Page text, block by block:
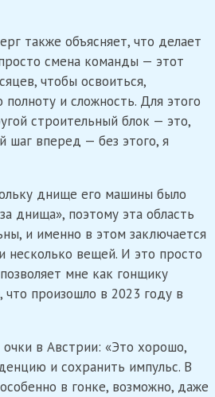
также объясняет, что делает
смена команды — этот
чтобы освоиться,
и сложность. Для этого
строительный блок — это,
шаг вперед — без этого, я
днище его машины было
днища», поэтому эта область
и именно в этом заключается
несколько вещей. И это просто
мне как гонщику
произошло в 2023 году в
в Австрии: «Это хорошо,
и сохранить импульс. В
в гонке, возможно, даже